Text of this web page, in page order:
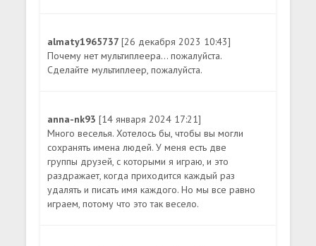
almaty1965737[26 декабря 2023 10:43]
Почему нет мультиплеера... пожалуйста.
Сделайте мультиплеер, пожалуйста.
anna-nk93[14 января 2024 17:21]
Много веселья. Хотелось бы, чтобы вы могли
сохранять имена людей. У меня есть две
группы друзей, с которыми я играю, и это
раздражает, когда приходится каждый раз
удалять и писать имя каждого. Но мы все равно
играем, потому что это так весело.